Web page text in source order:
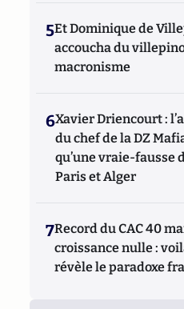
5Et Dominique de
accoucha du
macronisme
6Xavier Driencourt :
du chef de la DZ
qu’une vraie-fausse
Paris et Alger
7Record du CAC 40
croissance nulle :
révèle le paradoxe